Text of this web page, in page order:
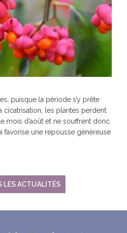
puisque la période s’y prête
cicatrisation, les plantes perdent
mois d’août et ne souffrent donc
favorise une repousse généreuse
LES ACTUALITÉS